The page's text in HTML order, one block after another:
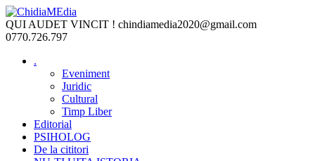
Skip
to
content
QUI AUDET VINCIT ! chindiamedia2020@gmail.com
0770.726.797
.
Eveniment
Juridic
Cultural
Timp Liber
Editorial
PSIHOLOG
De la cititori